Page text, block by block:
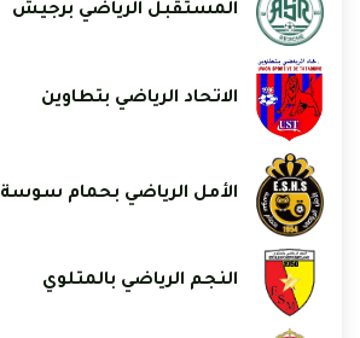
المستقبل الرياضي برجيش
الاتحاد الرياضي بتطاوين
الأمل الرياضي بحمام سوسة
النجم الرياضي بالمتلوي